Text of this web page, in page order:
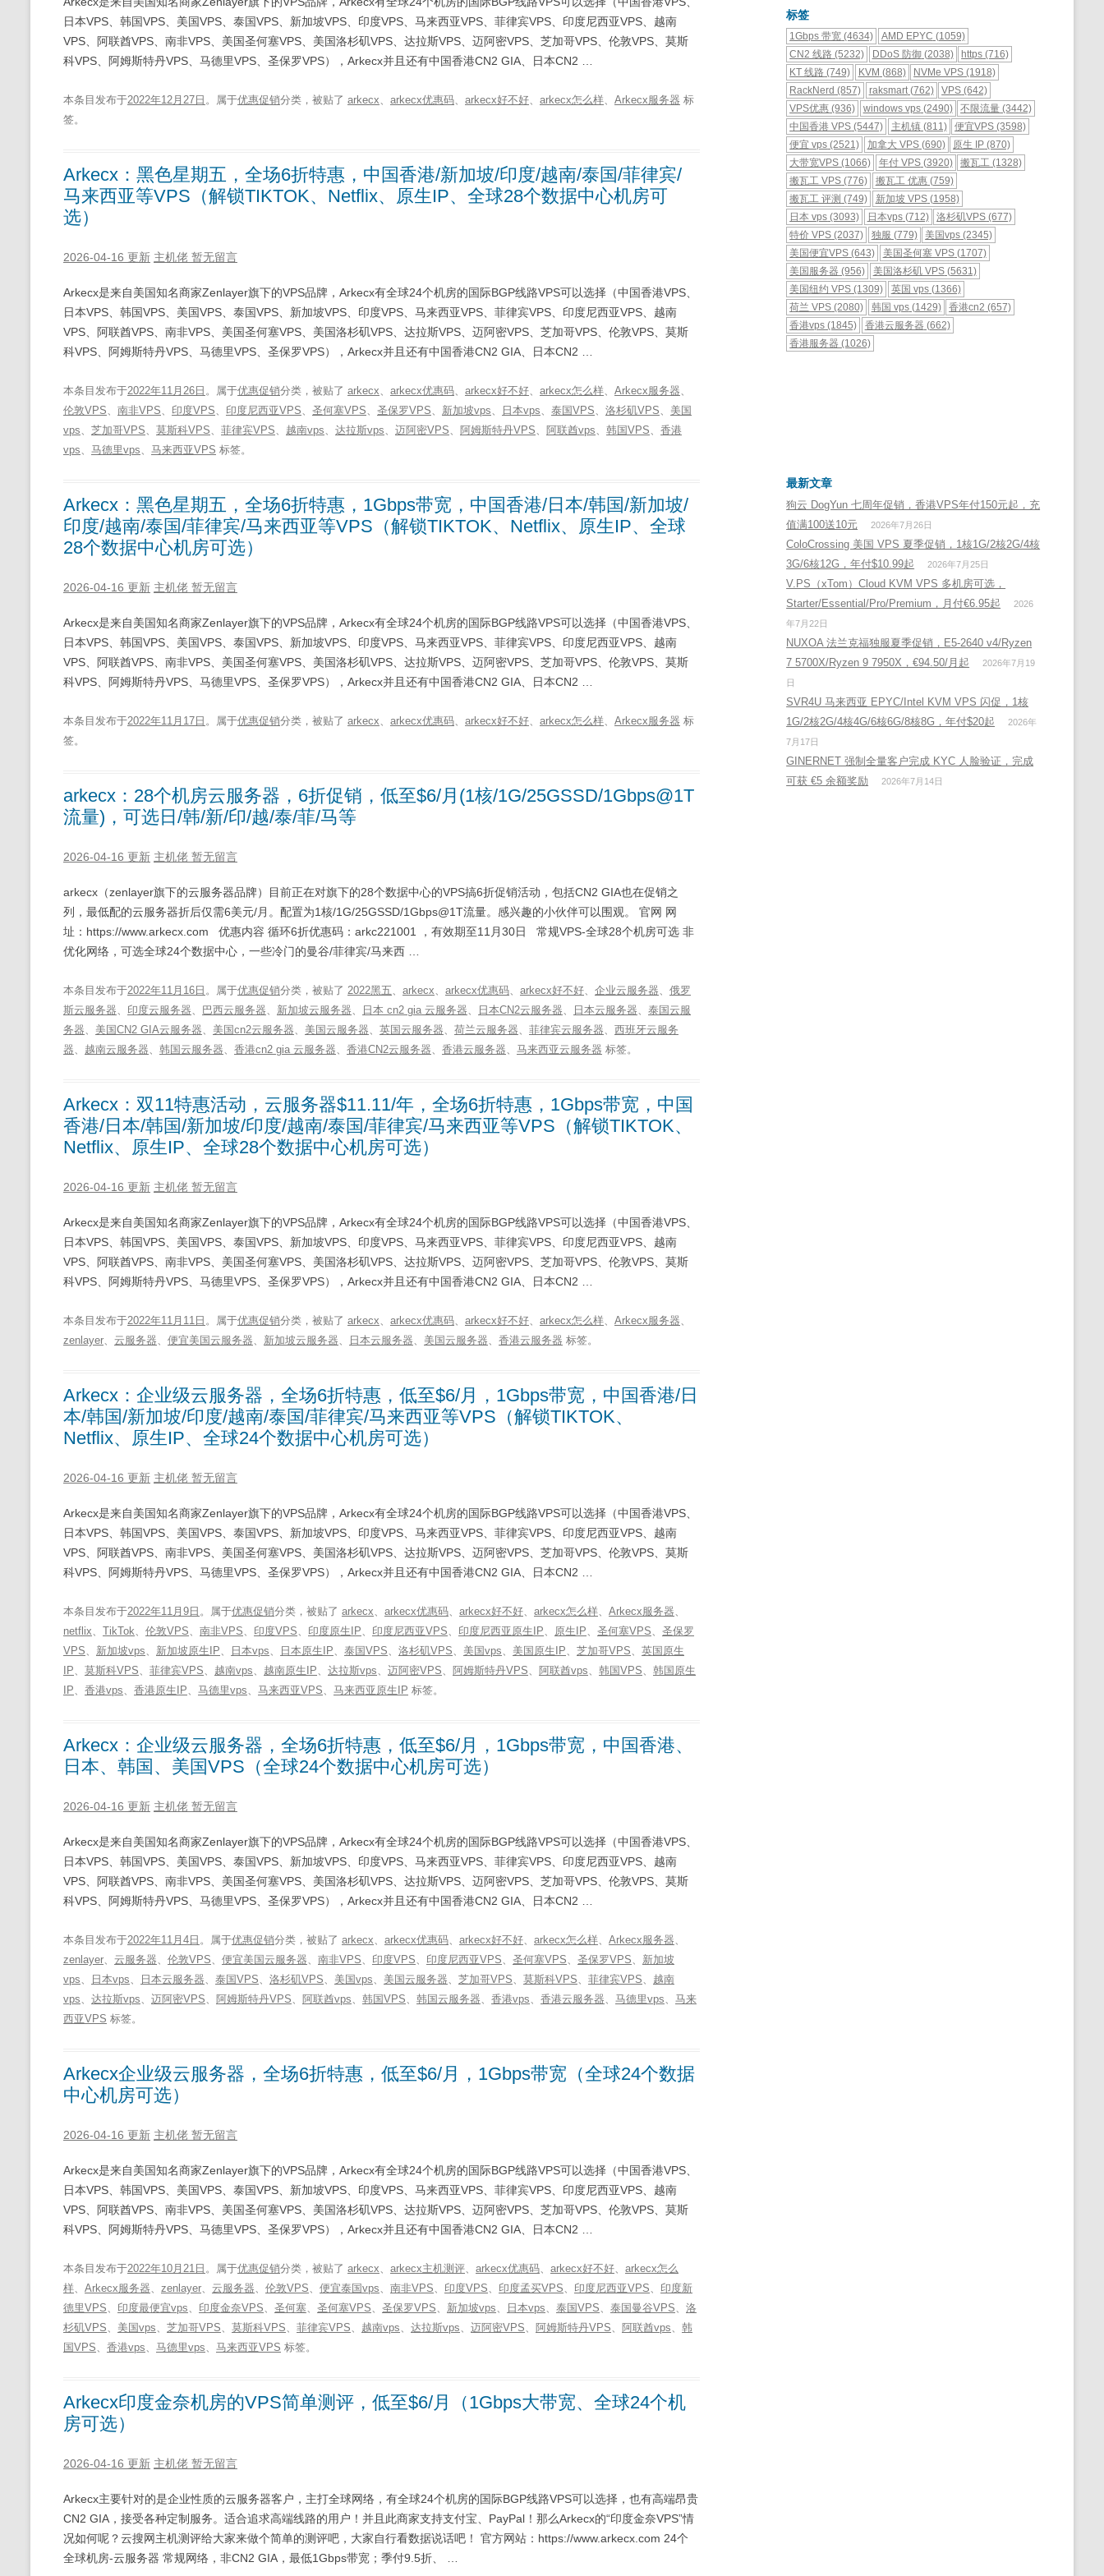
日本VPS、韩国VPS、美国VPS、泰国VPS、新加坡VPS、印度VPS、马来西亚VPS、菲律宾VPS、印度尼西亚VPS、越南
VPS、阿联酋VPS、南非VPS、美国圣何塞VPS、美国洛杉矶VPS、达拉斯VPS、迈阿密VPS、芝加哥VPS、伦敦VPS、莫斯
科VPS、阿姆斯特丹VPS、马德里VPS、圣保罗VPS），Arkecx并且还有中国香港CN2 GIA、日本CN2 …
本条目发布于2022年12月27日 。属于优惠促销分类，被贴了 arkecx、 arkecx优惠码、 arkecx好不好、 arkecx怎么样、 Arkecx服务器 标
签。
Arkecx：黑色星期五，全场6折特惠，中国香港/新加坡/印度/越南/泰国/菲律宾/
马来西亚等VPS（解锁TIKTOK、Netflix、原生IP、全球28个数据中心机房可
选）
2026-04-16 更新 主机佬 暂无留言
Arkecx是来自美国知名商家Zenlayer旗下的VPS品牌，Arkecx有全球24个机房的国际BGP线路VPS可以选择（中国香港VPS、
日本VPS、韩国VPS、美国VPS、泰国VPS、新加坡VPS、印度VPS、马来西亚VPS、菲律宾VPS、印度尼西亚VPS、越南
VPS、阿联酋VPS、南非VPS、美国圣何塞VPS、美国洛杉矶VPS、达拉斯VPS、迈阿密VPS、芝加哥VPS、伦敦VPS、莫斯
科VPS、阿姆斯特丹VPS、马德里VPS、圣保罗VPS），Arkecx并且还有中国香港CN2 GIA、日本CN2 …
本条目发布于2022年11月26日 。属于优惠促销分类，被贴了 arkecx、 arkecx优惠码、 arkecx好不好、 arkecx怎么样、 Arkecx服务器、
伦敦VPS、 南非VPS、 印度VPS、 印度尼西亚VPS、 圣何塞VPS、 圣保罗VPS、 新加坡vps、 日本vps、 泰国VPS、 洛杉矶VPS、 美国
vps、 芝加哥VPS、 莫斯科VPS、 菲律宾VPS、 越南vps、 达拉斯vps、 迈阿密VPS、 阿姆斯特丹VPS、 阿联酋vps、 韩国VPS、 香港
vps、 马德里vps、 马来西亚VPS 标签。
Arkecx：黑色星期五，全场6折特惠，1Gbps带宽，中国香港/日本/韩国/新加坡/
印度/越南/泰国/菲律宾/马来西亚等VPS（解锁TIKTOK、Netflix、原生IP、全球
28个数据中心机房可选）
2026-04-16 更新 主机佬 暂无留言
Arkecx是来自美国知名商家Zenlayer旗下的VPS品牌，Arkecx有全球24个机房的国际BGP线路VPS可以选择（中国香港VPS、
日本VPS、韩国VPS、美国VPS、泰国VPS、新加坡VPS、印度VPS、马来西亚VPS、菲律宾VPS、印度尼西亚VPS、越南
VPS、阿联酋VPS、南非VPS、美国圣何塞VPS、美国洛杉矶VPS、达拉斯VPS、迈阿密VPS、芝加哥VPS、伦敦VPS、莫斯
科VPS、阿姆斯特丹VPS、马德里VPS、圣保罗VPS），Arkecx并且还有中国香港CN2 GIA、日本CN2 …
本条目发布于2022年11月17日 。属于优惠促销分类，被贴了 arkecx、 arkecx优惠码、 arkecx好不好、 arkecx怎么样、 Arkecx服务器 标
签。
arkecx：28个机房云服务器，6折促销，低至$6/月(1核/1G/25GSSD/1Gbps@1T
流量)，可选日/韩/新/印/越/泰/菲/马等
2026-04-16 更新 主机佬 暂无留言
arkecx（zenlayer旗下的云服务器品牌）目前正在对旗下的28个数据中心的VPS搞6折促销活动，包括CN2 GIA也在促销之
列，最低配的云服务器折后仅需6美元/月。配置为1核/1G/25GSSD/1Gbps@1T流量。感兴趣的小伙伴可以围观。 官网 网
址：https://www.arkecx.com 优惠内容 循环6折优惠码：arkc221001 ，有效期至11月30日 常规VPS-全球28个机房可选 非
优化网络，可选全球24个数据中心，一些冷门的曼谷/菲律宾/马来西 …
本条目发布于2022年11月16日 。属于优惠促销分类，被贴了 2022黑五、 arkecx、 arkecx优惠码、 arkecx好不好、 企业云服务器、 俄罗
斯云服务器、 印度云服务器、 巴西云服务器、 新加坡云服务器、 日本 cn2 gia 云服务器、 日本CN2云服务器、 日本云服务器、 泰国云服
务器、 美国CN2 GIA云服务器、 美国cn2云服务器、 美国云服务器、 英国云服务器、 荷兰云服务器、 菲律宾云服务器、 西班牙云服务
器、 越南云服务器、 韩国云服务器、 香港cn2 gia 云服务器、 香港CN2云服务器、 香港云服务器、 马来西亚云服务器 标签。
Arkecx：双11特惠活动，云服务器$11.11/年，全场6折特惠，1Gbps带宽，中国
香港/日本/韩国/新加坡/印度/越南/泰国/菲律宾/马来西亚等VPS（解锁TIKTOK、
Netflix、原生IP、全球28个数据中心机房可选）
2026-04-16 更新 主机佬 暂无留言
Arkecx是来自美国知名商家Zenlayer旗下的VPS品牌，Arkecx有全球24个机房的国际BGP线路VPS可以选择（中国香港VPS、
日本VPS、韩国VPS、美国VPS、泰国VPS、新加坡VPS、印度VPS、马来西亚VPS、菲律宾VPS、印度尼西亚VPS、越南
VPS、阿联酋VPS、南非VPS、美国圣何塞VPS、美国洛杉矶VPS、达拉斯VPS、迈阿密VPS、芝加哥VPS、伦敦VPS、莫斯
科VPS、阿姆斯特丹VPS、马德里VPS、圣保罗VPS），Arkecx并且还有中国香港CN2 GIA、日本CN2 …
本条目发布于2022年11月11日 。属于优惠促销分类，被贴了 arkecx、 arkecx优惠码、 arkecx好不好、 arkecx怎么样、 Arkecx服务器、
zenlayer、 云服务器、 便宜美国云服务器、 新加坡云服务器、 日本云服务器、 美国云服务器、 香港云服务器 标签。
Arkecx：企业级云服务器，全场6折特惠，低至$6/月，1Gbps带宽，中国香港/日
本/韩国/新加坡/印度/越南/泰国/菲律宾/马来西亚等VPS（解锁TIKTOK、
Netflix、原生IP、全球24个数据中心机房可选）
2026-04-16 更新 主机佬 暂无留言
Arkecx是来自美国知名商家Zenlayer旗下的VPS品牌，Arkecx有全球24个机房的国际BGP线路VPS可以选择（中国香港VPS、
日本VPS、韩国VPS、美国VPS、泰国VPS、新加坡VPS、印度VPS、马来西亚VPS、菲律宾VPS、印度尼西亚VPS、越南
VPS、阿联酋VPS、南非VPS、美国圣何塞VPS、美国洛杉矶VPS、达拉斯VPS、迈阿密VPS、芝加哥VPS、伦敦VPS、莫斯
科VPS、阿姆斯特丹VPS、马德里VPS、圣保罗VPS），Arkecx并且还有中国香港CN2 GIA、日本CN2 …
本条目发布于2022年11月9日 。属于优惠促销分类，被贴了 arkecx、 arkecx优惠码、 arkecx好不好、 arkecx怎么样、 Arkecx服务器、
netflix、 TikTok、 伦敦VPS、 南非VPS、 印度VPS、 印度原生IP、 印度尼西亚VPS、 印度尼西亚原生IP、 原生IP、 圣何塞VPS、 圣保罗
VPS、 新加坡vps、 新加坡原生IP、 日本vps、 日本原生IP、 泰国VPS、 洛杉矶VPS、 美国vps、 美国原生IP、 芝加哥VPS、 英国原生
IP、 莫斯科VPS、 菲律宾VPS、 越南vps、 越南原生IP、 达拉斯vps、 迈阿密VPS、 阿姆斯特丹VPS、 阿联酋vps、 韩国VPS、 韩国原生
IP、 香港vps、 香港原生IP、 马德里vps、 马来西亚VPS、 马来西亚原生IP 标签。
Arkecx：企业级云服务器，全场6折特惠，低至$6/月，1Gbps带宽，中国香港、
日本、韩国、美国VPS（全球24个数据中心机房可选）
2026-04-16 更新 主机佬 暂无留言
Arkecx是来自美国知名商家Zenlayer旗下的VPS品牌，Arkecx有全球24个机房的国际BGP线路VPS可以选择（中国香港VPS、
日本VPS、韩国VPS、美国VPS、泰国VPS、新加坡VPS、印度VPS、马来西亚VPS、菲律宾VPS、印度尼西亚VPS、越南
VPS、阿联酋VPS、南非VPS、美国圣何塞VPS、美国洛杉矶VPS、达拉斯VPS、迈阿密VPS、芝加哥VPS、伦敦VPS、莫斯
科VPS、阿姆斯特丹VPS、马德里VPS、圣保罗VPS），Arkecx并且还有中国香港CN2 GIA、日本CN2 …
本条目发布于2022年11月4日 。属于优惠促销分类，被贴了 arkecx、 arkecx优惠码、 arkecx好不好、 arkecx怎么样、 Arkecx服务器、
zenlayer、 云服务器、 伦敦VPS、 便宜美国云服务器、 南非VPS、 印度VPS、 印度尼西亚VPS、 圣何塞VPS、 圣保罗VPS、 新加坡
vps、 日本vps、 日本云服务器、 泰国VPS、 洛杉矶VPS、 美国vps、 美国云服务器、 芝加哥VPS、 莫斯科VPS、 菲律宾VPS、 越南
vps、 达拉斯vps、 迈阿密VPS、 阿姆斯特丹VPS、 阿联酋vps、 韩国VPS、 韩国云服务器、 香港vps、 香港云服务器、 马德里vps、 马来
西亚VPS 标签。
Arkecx企业级云服务器，全场6折特惠，低至$6/月，1Gbps带宽（全球24个数据
中心机房可选）
2026-04-16 更新 主机佬 暂无留言
Arkecx是来自美国知名商家Zenlayer旗下的VPS品牌，Arkecx有全球24个机房的国际BGP线路VPS可以选择（中国香港VPS、
日本VPS、韩国VPS、美国VPS、泰国VPS、新加坡VPS、印度VPS、马来西亚VPS、菲律宾VPS、印度尼西亚VPS、越南
VPS、阿联酋VPS、南非VPS、美国圣何塞VPS、美国洛杉矶VPS、达拉斯VPS、迈阿密VPS、芝加哥VPS、伦敦VPS、莫斯
科VPS、阿姆斯特丹VPS、马德里VPS、圣保罗VPS），Arkecx并且还有中国香港CN2 GIA、日本CN2 …
本条目发布于2022年10月21日 。属于优惠促销分类，被贴了 arkecx、 arkecx主机测评、 arkecx优惠码、 arkecx好不好、 arkecx怎么
样、 Arkecx服务器、 zenlayer、 云服务器、 伦敦VPS、 便宜泰国vps、 南非VPS、 印度VPS、 印度孟买VPS、 印度尼西亚VPS、 印度新
德里VPS、 印度最便宜vps、 印度金奈VPS、 圣何塞、 圣何塞VPS、 圣保罗VPS、 新加坡vps、 日本vps、 泰国VPS、 泰国曼谷VPS、 洛
杉矶VPS、 美国vps、 芝加哥VPS、 莫斯科VPS、 菲律宾VPS、 越南vps、 达拉斯vps、 迈阿密VPS、 阿姆斯特丹VPS、 阿联酋vps、 韩
国VPS、 香港vps、 马德里vps、 马来西亚VPS 标签。
Arkecx印度金奈机房的VPS简单测评，低至$6/月（1Gbps大带宽、全球24个机
房可选）
2026-04-16 更新 主机佬 暂无留言
Arkecx主要针对的是企业性质的云服务器客户，主打全球网络，有全球24个机房的国际BGP线路VPS可以选择，也有高端昂贵
CN2 GIA，接受各种定制服务。适合追求高端线路的用户！并且此商家支持支付宝、PayPal！那么Arkecx的“印度金奈VPS”情
况如何呢？云搜网主机测评给大家来做个简单的测评吧，大家自行看数据说话吧！ 官方网站：https://www.arkecx.com 24个
全球机房-云服务器 常规网络，非CN2 GIA，最低1Gbps带宽；季付9.5折、 …
标签
1Gbps 带宽 (4634) AMD EPYC (1059)
CN2 线路 (5232) DDoS 防御(2038) https (716)
KT 线路 (749) KVM (868) NVMe VPS (1918)
RackNerd (857) raksmart(762) VPS (642)
VPS优惠 (936) windows vps(2490) 不限流量 (3442)
中国香港 VPS (5447) 主机镇(811) 便宜VPS (3598)
便宜 vps (2521) 加拿大 VPS(690) 原生 IP (870)
大带宽VPS (1066) 年付 VPS(3920) 搬瓦工 (1328)
搬瓦工 VPS (776) 搬瓦工 优惠(759)
搬瓦工 评测 (749) 新加坡 VPS(1958)
日本 vps (3093) 日本vps(712) 洛杉矶VPS (677)
特价 VPS (2037) 独服 (779) 美国vps (2345)
美国便宜VPS (643) 美国圣何塞 VPS(1707)
美国服务器 (956) 美国洛杉矶 VPS(5631)
美国纽约 VPS (1309) 英国 vps(1366)
荷兰 VPS (2080) 韩国 vps(1429) 香港cn2 (657)
香港vps (1845) 香港云服务器 (662)
香港服务器 (1026)
最新文章
狗云 DogYun 七周年促销，香港VPS年付150元起，充
值满100送10元
2026年7月26日
ColoCrossing 美国 VPS 夏季促销，1核1G/2核2G/4核
3G/6核12G，年付$10.99起
2026年7月25日
V.PS（xTom）Cloud KVM VPS 多机房可选，
Starter/Essential/Pro/Premium，月付€6.95起
2026
年7月22日
NUXOA 法兰克福独服夏季促销，E5-2640 v4/Ryzen
7 5700X/Ryzen 9 7950X，€94.50/月起
2026年7月19
日
SVR4U 马来西亚 EPYC/Intel KVM VPS 闪促，1核
1G/2核2G/4核4G/6核6G/8核8G，年付$20起
2026年
7月17日
GINERNET 强制全量客户完成 KYC 人脸验证，完成
可获 €5 余额奖励
2026年7月14日